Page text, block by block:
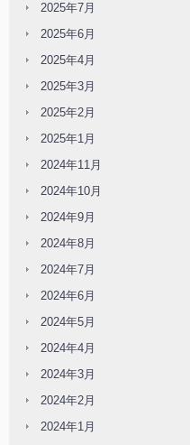
2025年7月
2025年6月
2025年4月
2025年3月
2025年2月
2025年1月
2024年11月
2024年10月
2024年9月
2024年8月
2024年7月
2024年6月
2024年5月
2024年4月
2024年3月
2024年2月
2024年1月